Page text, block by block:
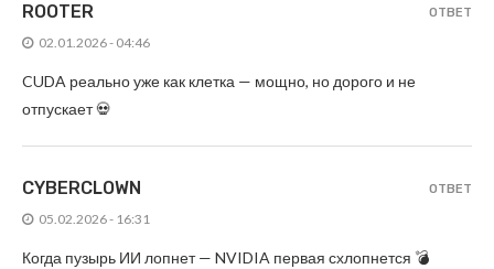
ROOTER
02.01.2026 - 04:46
CUDA реально уже как клетка — мощно, но дорого и не
отпускает 💀
ОТВЕТ
CYBERCLOWN
05.02.2026 - 16:31
Когда пузырь ИИ лопнет — NVIDIA первая схлопнется 💣
ОТВЕТ